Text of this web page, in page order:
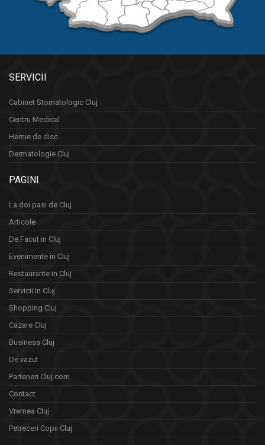
SERVICII
Cabinet Stomatologic Cluj
Centru Medical
Hernie de disc
Dermatologie Cluj
PAGINI
La doi pasi de Cluj
Articole
De Facut in Cluj
Evenimente în Cluj
Restaurante in Cluj
Servicii in Cluj
Shopping Cluj
Cazare Cluj
Business Cluj
De vazut
Parteneri Cluj.com
Contact
Vremea Cluj
Petreceri Copii Cluj